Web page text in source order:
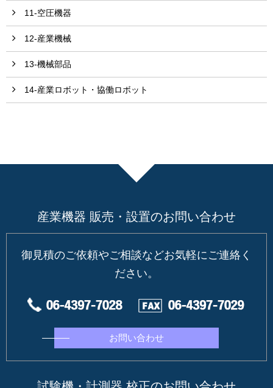
11-空圧機器
12-産業機械
13-機械部品
14-産業ロボット・協働ロボット
産業機器 販売・設置のお問い合わせ
御見積のご依頼やご相談などお気軽にご連絡く
ださい。
お問い合わせ